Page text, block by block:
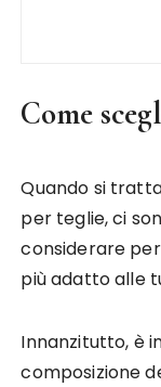
Come
Quando si
per teglie, ci
considerare
più adatto alle
Innanzitutto, è
composizione